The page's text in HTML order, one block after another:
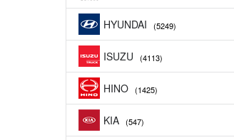
HYUNDAI (5249)
ISUZU (4113)
HINO (1425)
KIA (547)